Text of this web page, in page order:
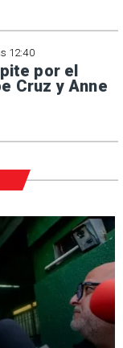
12:40
por el
Cruz y Anne